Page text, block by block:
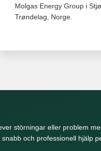
Molgas Energy Group i
Trøndelag, Norge.
störningar eller problem
och professionell hjälp